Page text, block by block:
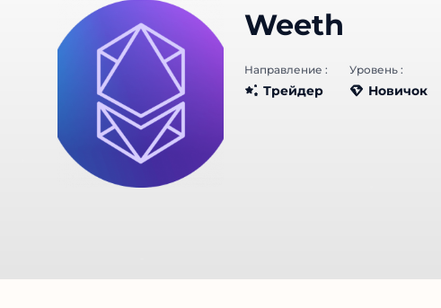
Weeth
Направление :
Трейдер
Уровень :
Новичок